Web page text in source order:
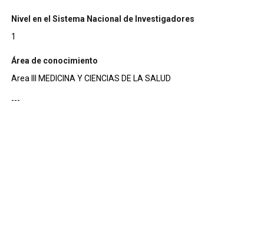
Nivel en el Sistema Nacional de Investigadores
1
Área de conocimiento
Area III MEDICINA Y CIENCIAS DE LA SALUD
---